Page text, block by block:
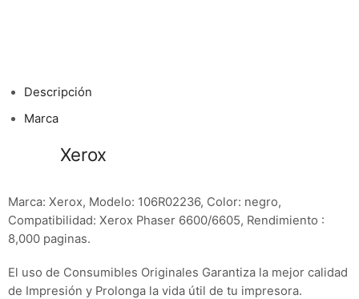
Descripción
Marca
Xerox
Marca: Xerox, Modelo: 106R02236, Color: negro,
Compatibilidad: Xerox Phaser 6600/6605, Rendimiento :
8,000 paginas.
El uso de Consumibles Originales Garantiza la mejor calidad
de Impresión y Prolonga la vida útil de tu impresora.